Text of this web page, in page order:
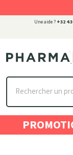
Une aide ? +32 4
Pharmaone Votre